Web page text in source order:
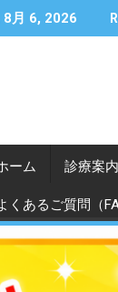
8月 6, 2026
ーム 診療案内
くあるご質問（